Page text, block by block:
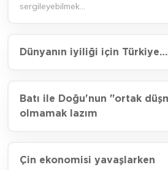
sergileyebilmek…
Dünyanın iyiliği için Türkiye…
Batı ile Doğu'nun "ortak
olmamak lazım
Çin ekonomisi yavaşlarken